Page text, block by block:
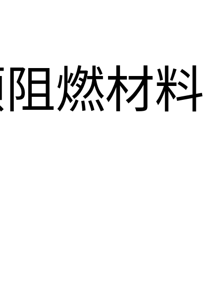
燃材料